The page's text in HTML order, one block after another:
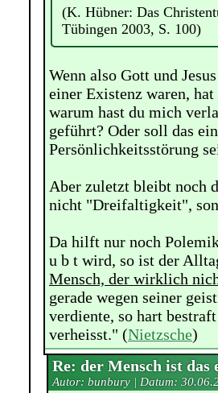
(K. Hübner: Das
Tübingen 2003, S. 100)
Wenn also Gott und
einer Existenz waren,
warum hast du mich
geführt? Oder soll das
Persönlichkeitsstörung
Aber zuletzt bleibt noch
nicht "Dreifaltigkeit",
Da hilft nur noch
u b t wird, so ist der
Mensch, der wirklich
gerade wegen seiner
verdiente, so hart
verheisst." (Nietzsche)
Re: der Mensch ist
Autor: bunbury | Datum: